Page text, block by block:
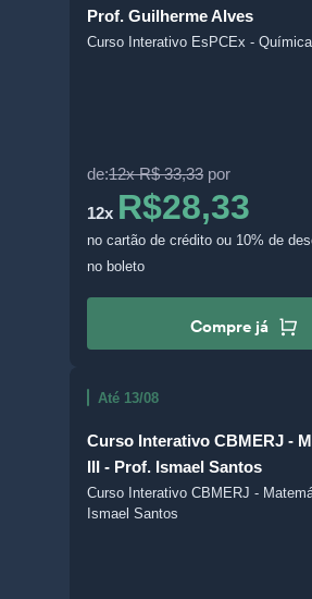
Prof. Guilherme Alves
Curso Interativo EsPCEx - Química
de:12x R$ 33,33 por
12x R$28,33
no cartão de crédito ou 10% de
no boleto
Compre já
Até 13/08
Curso Interativo CBMERJ -
III - Prof. Ismael Santos
Curso Interativo CBMERJ -
Ismael Santos